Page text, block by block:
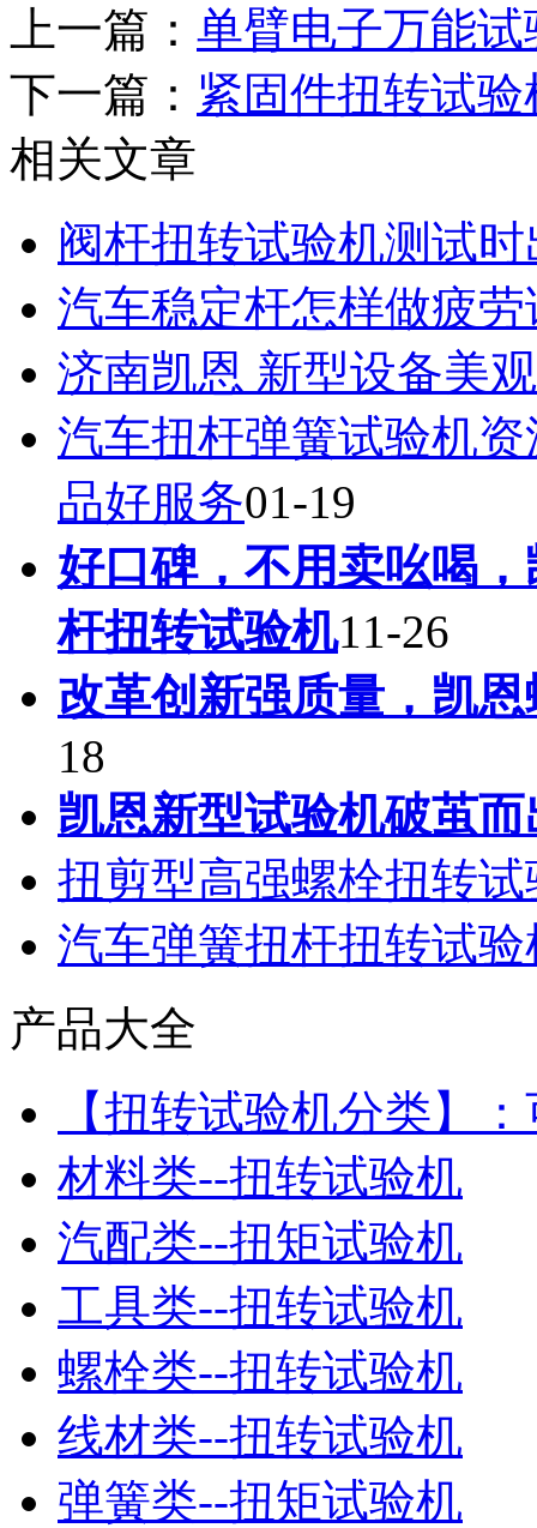
上一篇： 单臂电子万能
下一篇： 紧固件扭转试
相关文章
阀杆扭转试验机测试
汽车稳定杆怎样做疲劳
济南凯恩 新型设备美
汽车扭杆弹簧试验机
品好服务01-19
好口碑，不用卖吆喝
杆扭转试验机11-26
改革创新强质量，凯
18
凯恩新型试验机破茧
扭剪型高强螺栓扭转
汽车弹簧扭杆扭转试
产品大全
【扭转试验机分类】
材料类--扭转试验机
汽配类--扭矩试验机
工具类--扭转试验机
螺栓类--扭转试验机
线材类--扭转试验机
弹簧类--扭矩试验机